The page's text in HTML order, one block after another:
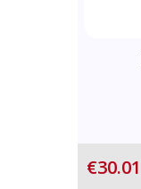
€30.01